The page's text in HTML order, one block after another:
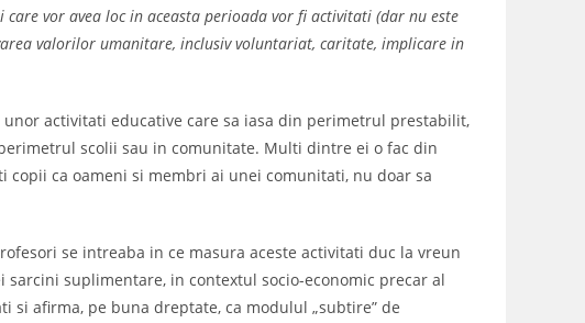
care vor avea loc in aceasta perioada vor fi activitati (dar nu este
valorilor umanitare, inclusiv voluntariat, caritate, implicare in
activitati educative care sa iasa din perimetrul prestabilit,
scolii sau in comunitate. Multi dintre ei o fac din
copii ca oameni si membri ai unei comunitati, nu doar sa
se intreaba in ce masura aceste activitati duc la vreun
suplimentare, in contextul socio-economic precar al
si afirma, pe buna dreptate, ca modulul „subtire” de